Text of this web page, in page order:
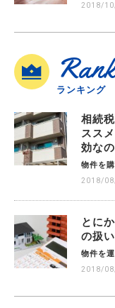
2018/
ランキング
相続
スス
効な
物件を
2018/
とに
の扱
物件を
2018/